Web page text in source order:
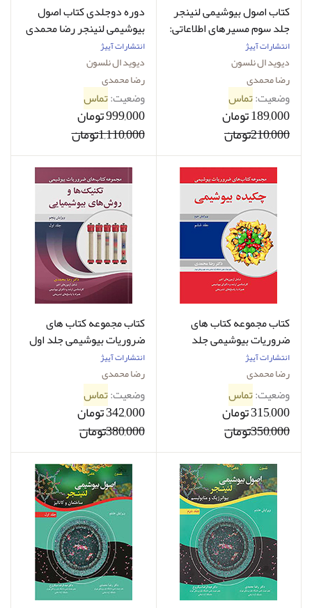
کتاب اصول بیوشیمی لنینجر
جلد سوم مسیرهای اطلاعاتی:
بیولوژی مولکولی دیوید ال
نلسون رضا محمدی
انتشارات آییژ
دیوید ال نلسون
رضا محمدی
وضعیت:تماس
189,000 تومان
210,000تومان
دوره دوجلدی کتاب اصول
بیوشیمی لنینجر رضا محمدی
انتشارات آییژ
دیوید ال نلسون
رضا محمدی
وضعیت:تماس
999,000 تومان
1,110,000تومان
کتاب مجموعه کتاب های
ضروریات بیوشیمی جلد
ششم چکیده بیوشیمی رضا
محمدی
انتشارات آییژ
رضا محمدی
وضعیت:تماس
315,000 تومان
350,000تومان
کتاب مجموعه کتاب های
ضروریات بیوشیمی جلد اول
تکنیک ها و روش های
بیوشیمیایی رضا محمدی
انتشارات آییژ
رضا محمدی
وضعیت:تماس
342,000 تومان
380,000تومان